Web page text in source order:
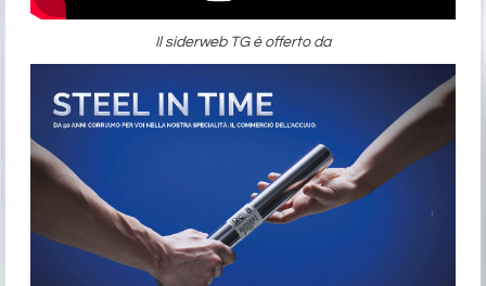
Il siderweb TG è offerto da